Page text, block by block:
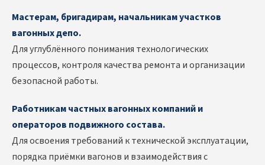
Мастерам, бригадирам, начальникам участков
вагонных депо.
Для углублённого понимания технологических
процессов, контроля качества ремонта и организации
безопасной работы.
Работникам частных вагонных компаний и
операторов подвижного состава.
Для освоения требований к технической эксплуатации,
порядка приёмки вагонов и взаимодействия с